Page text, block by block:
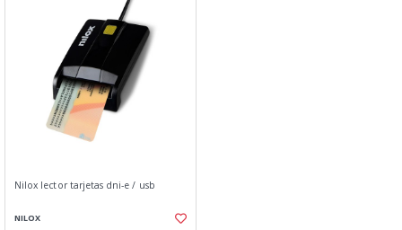
Nilox lector tarjetas dni-e / usb
NILOX